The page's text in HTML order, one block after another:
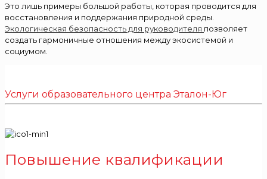
Это лишь примеры большой работы, которая проводится для
восстановления и поддержания природной среды.
Экологическая безопасность для руководителя позволяет
создать гармоничные отношения между экосистемой и
социумом.
Услуги образовательного центра Эталон-Юг
Повышение квалификации